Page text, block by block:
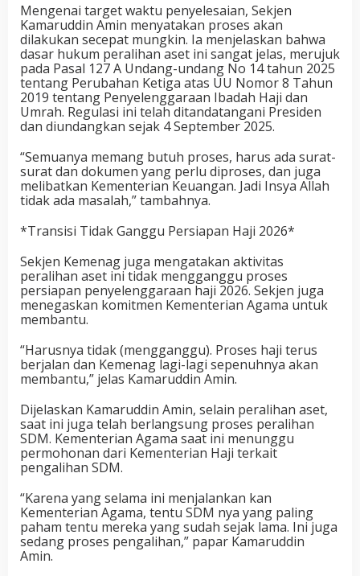
Mengenai target waktu penyelesaian, Sekjen
Kamaruddin Amin menyatakan proses akan
dilakukan secepat mungkin. Ia menjelaskan bahwa
dasar hukum peralihan aset ini sangat jelas, merujuk
pada Pasal 127 A Undang-undang No 14 tahun 2025
tentang Perubahan Ketiga atas UU Nomor 8 Tahun
2019 tentang Penyelenggaraan Ibadah Haji dan
Umrah. Regulasi ini telah ditandatangani Presiden
dan diundangkan sejak 4 September 2025.
“Semuanya memang butuh proses, harus ada surat-
surat dan dokumen yang perlu diproses, dan juga
melibatkan Kementerian Keuangan. Jadi Insya Allah
tidak ada masalah,” tambahnya.
*Transisi Tidak Ganggu Persiapan Haji 2026*
Sekjen Kemenag juga mengatakan aktivitas
peralihan aset ini tidak mengganggu proses
persiapan penyelenggaraan haji 2026. Sekjen juga
menegaskan komitmen Kementerian Agama untuk
membantu.
“Harusnya tidak (mengganggu). Proses haji terus
berjalan dan Kemenag lagi-lagi sepenuhnya akan
membantu,” jelas Kamaruddin Amin.
Dijelaskan Kamaruddin Amin, selain peralihan aset,
saat ini juga telah berlangsung proses peralihan
SDM. Kementerian Agama saat ini menunggu
permohonan dari Kementerian Haji terkait
pengalihan SDM.
“Karena yang selama ini menjalankan kan
Kementerian Agama, tentu SDM nya yang paling
paham tentu mereka yang sudah sejak lama. Ini juga
sedang proses pengalihan,” papar Kamaruddin
Amin.